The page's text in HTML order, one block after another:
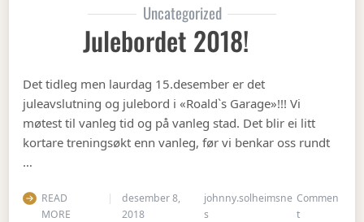
Uncategorized
Julebordet 2018!
Det tidleg men laurdag 15.desember er det
juleavslutning og julebord i «Roald`s Garage»!!! Vi
møtest til vanleg tid og på vanleg stad. Det blir ei litt
kortare treningsøkt enn vanleg, før vi benkar oss rundt
…
READ
MORE
desember 8,
2018
johnny.solheimsne
s
Commen
ton Julebordet